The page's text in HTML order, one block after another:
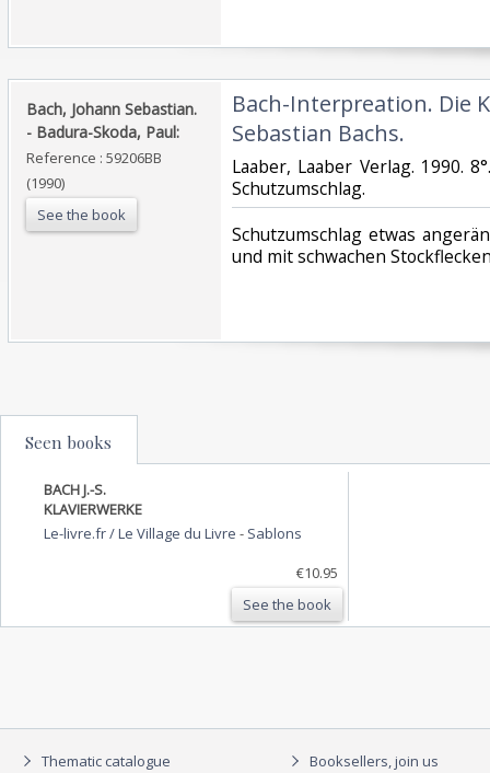
‎Bach, Johann Sebastian.
- Badura-Skoda, Paul:‎
Reference : 59206BB
(1990)
See the book
‎Bach-Interpreation. Die
Sebastian Bachs.‎
‎Laaber, Laaber Verlag. 1990.
Schutzumschlag.‎
‎Schutzumschlag etwas
und mit schwachen
Seen books
BACH J.-S.
KLAVIERWERKE
Le-livre.fr / Le Village du Livre - Sablons
€10.95
See the book
Thematic catalogue
Booksellers, join us